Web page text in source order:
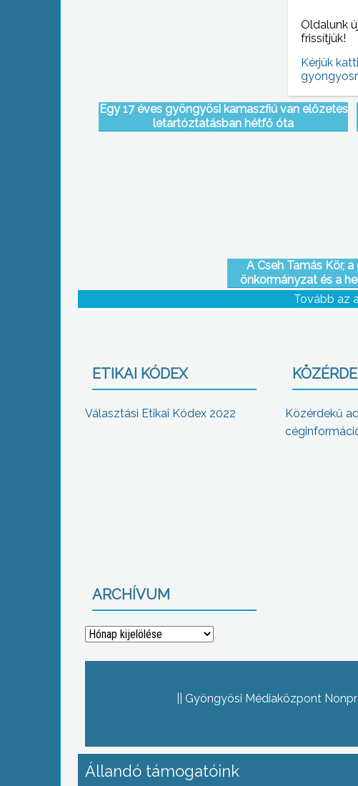
Egy 17 éves gyöngyösi kamaszfiú van előzetes
letartóztatásban hétfő óta
A Cseh Tamás Kör,
önkormányzat és a
Solymos
támogatásával
Tovább az
ETIKAI KÓDEX
Választási Etikai Kódex 2022
Közérdekű
ARCHÍVUM
Archívum
Gyöngyösi Médiaközpont
Állandó támogatóink
Oldalunk
frissítjük!
Kérjük